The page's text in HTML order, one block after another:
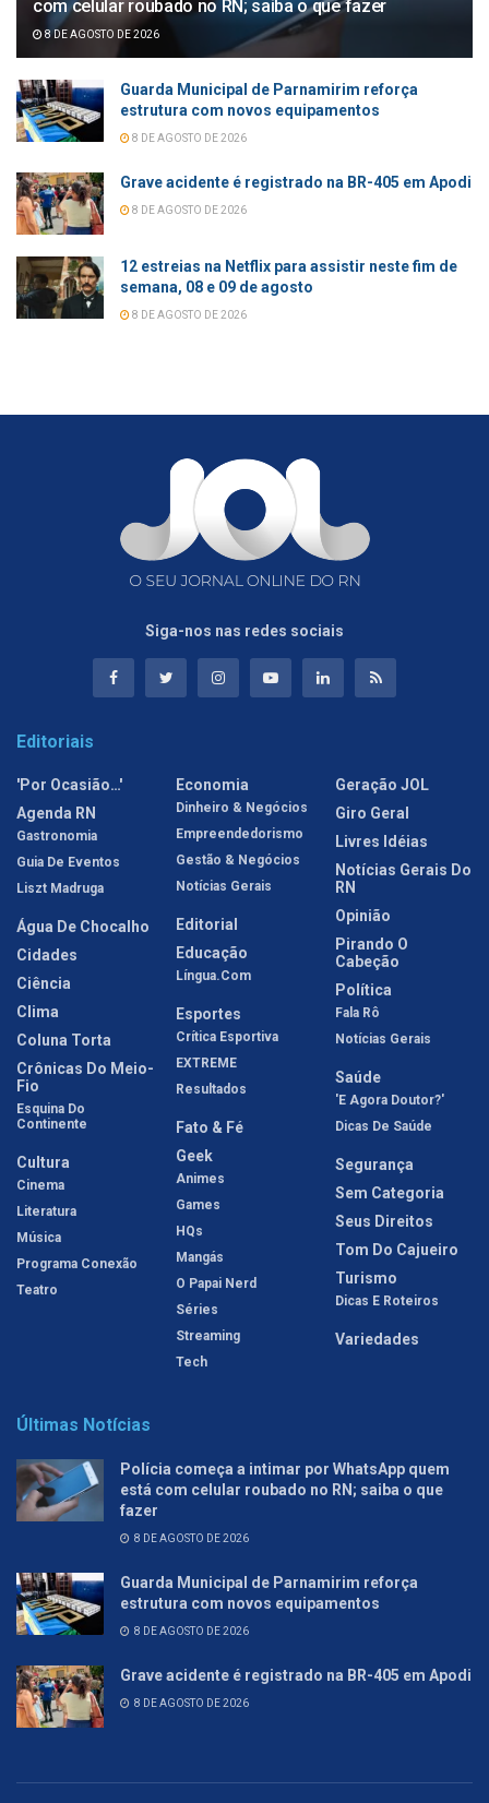
com celular roubado no RN; saiba o que fazer
8 DE AGOSTO DE 2026
Guarda Municipal de Parnamirim reforça
estrutura com novos equipamentos
8 DE AGOSTO DE 2026
Grave acidente é registrado na BR-405 em Apodi
8 DE AGOSTO DE 2026
12 estreias na Netflix para assistir neste fim de
semana, 08 e 09 de agosto
8 DE AGOSTO DE 2026
Siga-nos nas redes sociais
Editoriais
'Por Ocasião…'
Agenda RN
Gastronomia
Guia De Eventos
Liszt Madruga
Água De Chocalho
Cidades
Ciência
Clima
Coluna Torta
Crônicas Do Meio-
Fio
Esquina Do
Continente
Cultura
Cinema
Literatura
Música
Programa Conexão
Teatro
Economia
Dinheiro & Negócios
Empreendedorismo
Gestão & Negócios
Notícias Gerais
Editorial
Educação
Língua.com
Esportes
Crítica Esportiva
EXTREME
Resultados
Fato & Fé
Geek
Animes
Games
HQs
Mangás
O Papai Nerd
Séries
Streaming
Tech
Geração JOL
Giro Geral
Livres Idéias
Notícias Gerais Do
RN
Opinião
Pirando O
Cabeção
Política
Fala Rô
Notícias Gerais
Saúde
'E Agora Doutor?'
Dicas De Saúde
Segurança
Sem Categoria
Seus Direitos
Tom Do Cajueiro
Turismo
Dicas E Roteiros
Variedades
Últimas Notícias
Polícia começa a intimar por WhatsApp quem
está com celular roubado no RN; saiba o que
fazer
8 DE AGOSTO DE 2026
Guarda Municipal de Parnamirim reforça
estrutura com novos equipamentos
8 DE AGOSTO DE 2026
Grave acidente é registrado na BR-405 em Apodi
8 DE AGOSTO DE 2026